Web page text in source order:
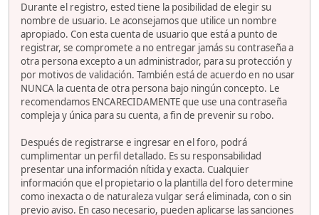
Durante el registro, ested tiene la posibilidad de elegir su
nombre de usuario. Le aconsejamos que utilice un nombre
apropiado. Con esta cuenta de usuario que está a punto de
registrar, se compromete a no entregar jamás su contraseña a
otra persona excepto a un administrador, para su protección y
por motivos de validación. También está de acuerdo en no usar
NUNCA la cuenta de otra persona bajo ningún concepto. Le
recomendamos ENCARECIDAMENTE que use una contraseña
compleja y única para su cuenta, a fin de prevenir su robo.
Después de registrarse e ingresar en el foro, podrá
cumplimentar un perfil detallado. Es su responsabilidad
presentar una información nítida y exacta. Cualquier
información que el propietario o la plantilla del foro determine
como inexacta o de naturaleza vulgar será eliminada, con o sin
previo aviso. En caso necesario, pueden aplicarse las sanciones